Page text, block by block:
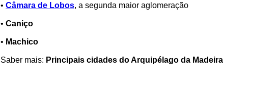
• Câmara de Lobos, a segunda maior aglomeração
• Caniço
• Machico
Saber mais: Principais cidades do Arquipélago da Madeira